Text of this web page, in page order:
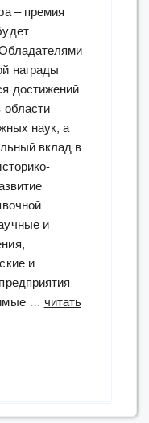
– премия
награды
достижений
области
наук, а
вклад в
и
и
… читать